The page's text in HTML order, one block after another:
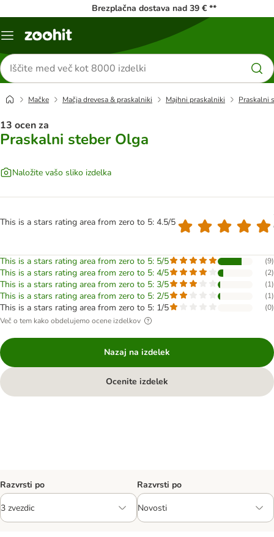
Brezplačna dostava nad 39 € **
Meni
Iskanje
izdelkov
Mačke Mačja drevesa & praskalniki Majhni praskalniki Praskalni
13 ocen za
Praskalni steber Olga
Naložite vašo sliko izdelka
This is a stars rating area from zero to 5: 4.5/5
This is a stars rating area from zero to 5: 5/5 (9)
This is a stars rating area from zero to 5: 4/5 (2)
This is a stars rating area from zero to 5: 3/5 (1)
This is a stars rating area from zero to 5: 2/5 (1)
This is a stars rating area from zero to 5: 1/5 (0)
Več o tem kako obdelujemo ocene izdelkov
Nazaj na izdelek
Ocenite izdelek
Razvrsti po Razvrsti po